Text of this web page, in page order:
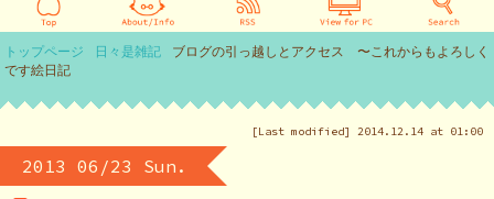
トップページ 日々是雑記
ブログの引っ越しとアクセス 〜これからもよろしく
です絵日記
[Last modified] 2014.12.14 at 01:00
2013 06/23 Sun.